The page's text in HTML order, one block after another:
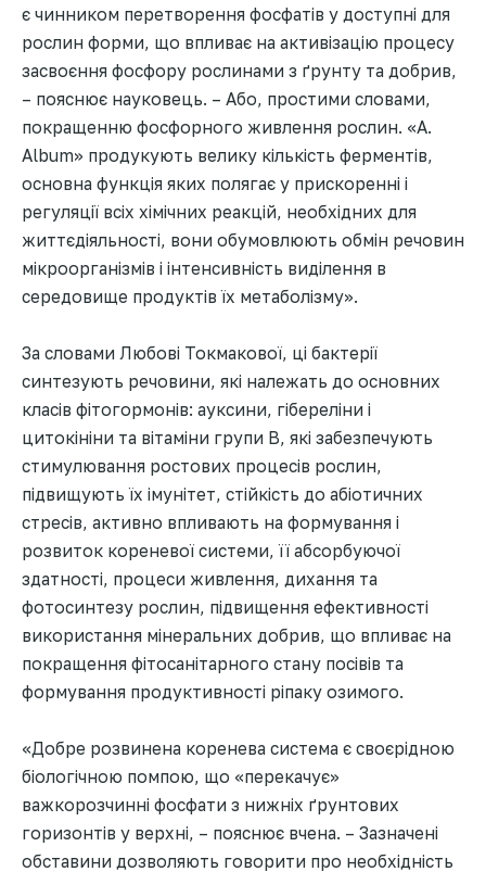
є чинником перетворення фосфатів у доступні для
рослин форми, що впливає на активізацію процесу
засвоєння фосфору рослинами з ґрунту та добрив,
– пояснює науковець. – Або, простими словами,
покращенню фосфорного живлення рослин. «A.
Album» продукують велику кількість ферментів,
основна функція яких полягає у прискоренні і
регуляції всіх хімічних реакцій, необхідних для
життєдіяльності, вони обумовлюють обмін речовин
мікроорганізмів і інтенсивність виділення в
середовище продуктів їх метаболізму».
За словами Любові Токмакової, ці бактерії
синтезують речовини, які належать до основних
класів фітогормонів: ауксини, гібереліни і
цитокініни та вітаміни групи В, які забезпечують
стимулювання ростових процесів рослин,
підвищують їх імунітет, стійкість до абіотичних
стресів, активно впливають на формування і
розвиток кореневої системи, її абсорбуючої
здатності, процеси живлення, дихання та
фотосинтезу рослин, підвищення ефективності
використання мінеральних добрив, що впливає на
покращення фітосанітарного стану посівів та
формування продуктивності ріпаку озимого.
«Добре розвинена коренева система є своєрідною
біологічною помпою, що «перекачує»
важкорозчинні фосфати з нижніх ґрунтових
горизонтів у верхні, – пояснює вчена. – Зазначені
обставини дозволяють говорити про необхідність